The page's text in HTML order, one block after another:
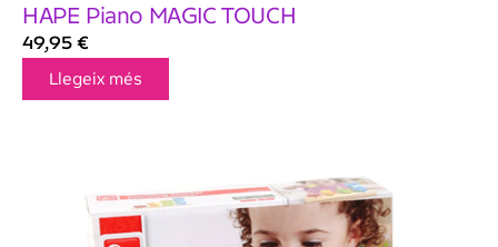
HAPE Piano MAGIC TOUCH
49,95 €
Llegeix més